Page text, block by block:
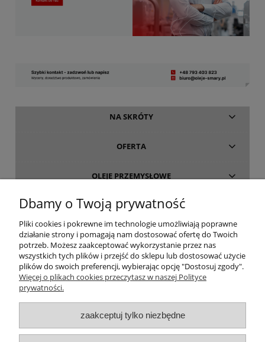
NA SKRÓTY
OFERTA
OLEJE PRZEMYSŁOWE
INFORMACJE
O FIRMIE
| Platforma zakupowa środków smarnych firmy ALVESTA |
Oleje przemysłowe | Smary dla przemysłu spożywczego | Olej do sprężarek
Dbamy o Twoją prywatność
Pliki cookies i pokrewne im technologie umożliwiają poprawne
działanie strony i pomagają nam dostosować ofertę do Twoich
potrzeb. Możesz zaakceptować wykorzystanie przez nas
wszystkich tych plików i przejść do sklepu lub dostosować użycie
plików do swoich preferencji, wybierając opcję "Dostosuj zgody".
Więcej o plikach cookies przeczytasz w naszej Polityce
prywatności.
zaakceptuj tylko niezbędne